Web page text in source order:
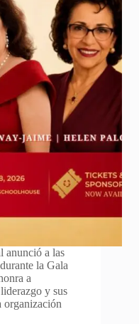
a las
la Gala
a
y sus
organización